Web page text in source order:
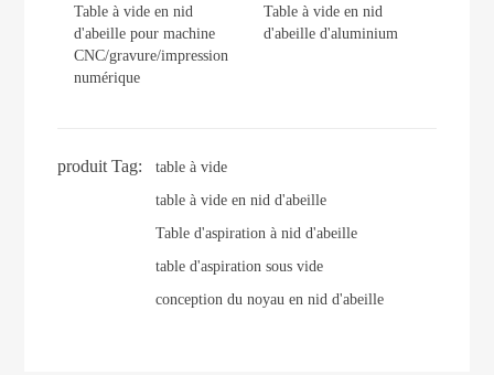
Table à vide en nid
d'abeille pour machine
CNC/gravure/impression
numérique
Table à vide en nid
d'abeille d'aluminium
produit Tag:
table à vide
table à vide en nid d'abeille
Table d'aspiration à nid d'abeille
table d'aspiration sous vide
conception du noyau en nid d'abeille